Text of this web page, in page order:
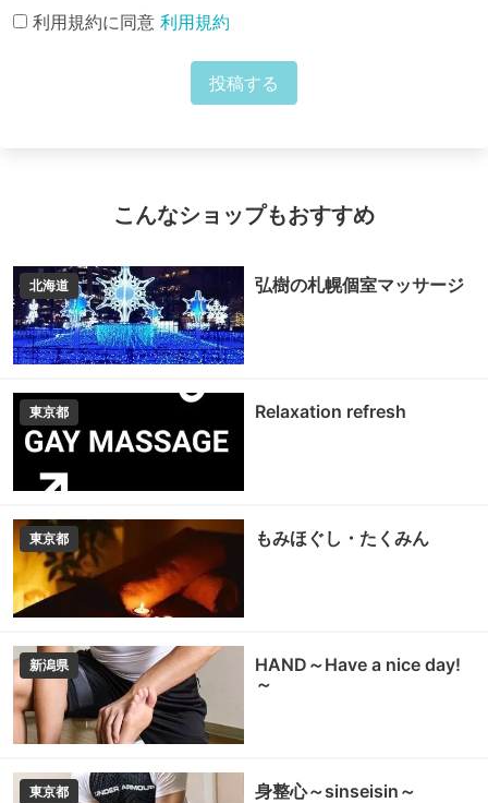
利用規約に同意 利用規約
投稿する
こんなショップもおすすめ
北海道 弘樹の札幌個室マッサージ
東京都 Relaxation refresh
東京都 もみほぐし・たくみん
新潟県
HAND～Have a nice day!
～
東京都 身整心～sinseisin～